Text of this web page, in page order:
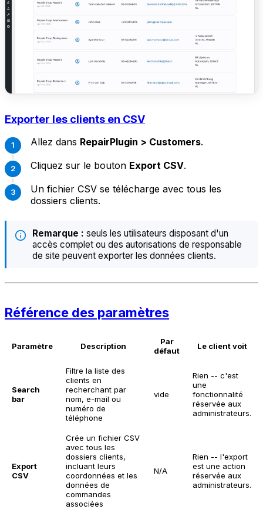
Exporter les clients en CSV
Allez dans RepairPlugin > Customers.
Cliquez sur le bouton Export CSV.
Un fichier CSV se télécharge avec tous les
dossiers clients.
Remarque : seuls les utilisateurs disposant d'un
accès complet ou des autorisations de responsable
de site peuvent exporter les données clients.
Référence des paramètres
Paramètre Description
Par
défaut
Le client voit
Search
bar
Filtre la liste des
clients en
recherchant par
nom, e-mail ou
numéro de
téléphone
vide
Rien -- c'est
une
fonctionnalité
réservée aux
administrateurs.
Export
CSV
Crée un fichier CSV
avec tous les
dossiers clients,
incluant leurs
coordonnées et les
données de
commandes
associées
N/A
Rien -- l'export
est une action
réservée aux
administrateurs.